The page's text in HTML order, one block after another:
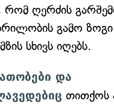
რომ ღერძის
გამო
სხივს იღებს.
და
თითქოს